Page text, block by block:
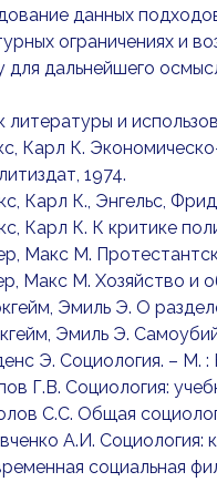
данных
ограничениях и
для дальнейшего
литературы и
Карл К.
1974.
Карл К., Энгельс,
Карл К. К критике
Макс М.
Макс М. Хозяйство и
Эмиль Э. О
Эмиль Э.
Э. Социология. – М.
Г.В. Социология:
С.С. Общая
А.И. Социология:
социальная